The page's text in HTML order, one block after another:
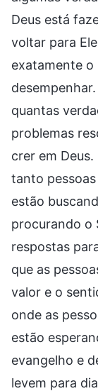
Deus está
voltar para
exatamente o
quantas
problemas
crer em
tanto
estão
procurando o
respostas
que as
valor e o
onde as
estão
evangelho e
levem para